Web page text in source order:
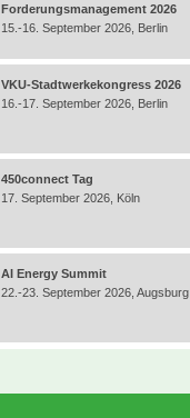
Forderungsmanagement 2026
15.-16. September 2026, Berlin
VKU-Stadtwerkekongress 2026
16.-17. September 2026, Berlin
450connect Tag
17. September 2026, Köln
AI Energy Summit
22.-23. September 2026, Augsburg